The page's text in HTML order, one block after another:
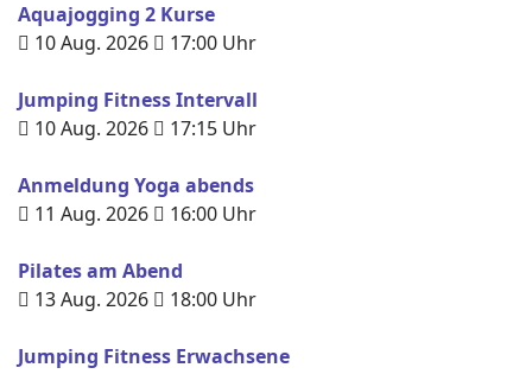
Aquajogging 2 Kurse
10 Aug. 2026
17:00 Uhr
Jumping Fitness Intervall
10 Aug. 2026
17:15 Uhr
Anmeldung Yoga abends
11 Aug. 2026
16:00 Uhr
Pilates am Abend
13 Aug. 2026
18:00 Uhr
Jumping Fitness Erwachsene